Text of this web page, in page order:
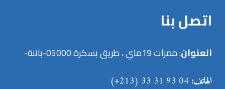
اتصل بنا
العنوان: ممرات 19ماي ، طريق بسكرة 05000-باتنة-
الهاتف: